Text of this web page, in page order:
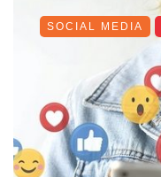
SOCIAL MEDIA